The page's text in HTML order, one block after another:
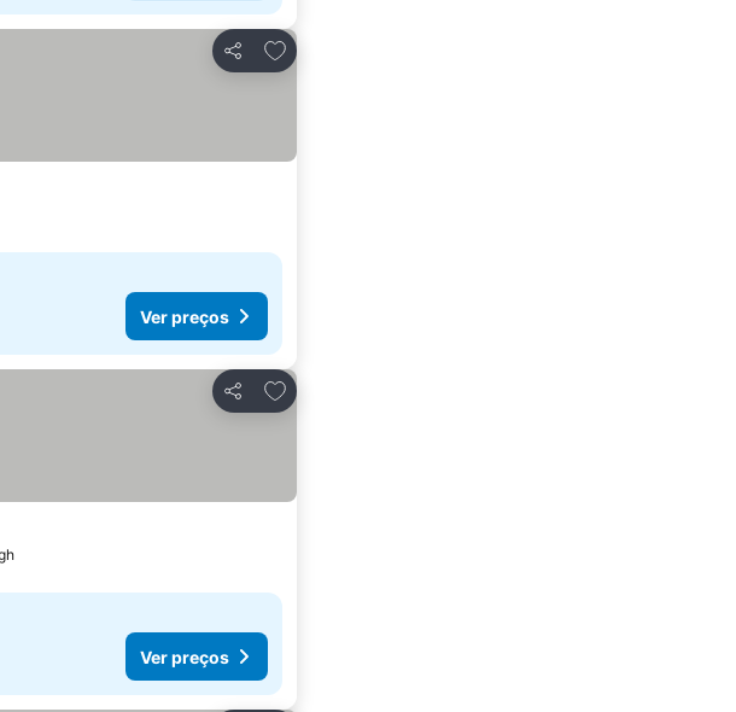
Partilhar
Adicionar aos favoritos
Ver preços
Partilhar
Adicionar aos favoritos
Ver preços